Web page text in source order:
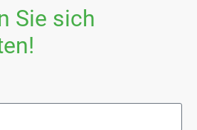
Sie sich